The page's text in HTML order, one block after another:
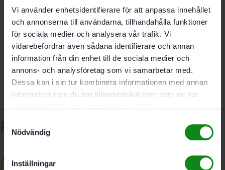
Vi använder enhetsidentifierare för att anpassa innehållet
och annonserna till användarna, tillhandahålla funktioner
för sociala medier och analysera vår trafik. Vi
vidarebefordrar även sådana identifierare och annan
information från din enhet till de sociala medier och
annons- och analysföretag som vi samarbetar med.
Dessa kan i sin tur kombinera informationen med annan
information som du har tillhandahållit eller som de har
Samtyckesval
Nödvändig
Inställningar
Det finns inga recensioner än.
Bli först med att recensera ”Festool Slipkloss HSK-D
150 W”
Du måste varainloggadför att skriva en recension.
Relaterade produkter